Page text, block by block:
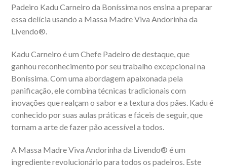
Padeiro Kadu Carneiro da Boníssima nos ensina a preparar
essa delícia usando a Massa Madre Viva Andorinha da
Livendo®.
Kadu Carneiro é um Chefe Padeiro de destaque, que
ganhou reconhecimento por seu trabalho excepcional na
Boníssima. Com uma abordagem apaixonada pela
panificação, ele combina técnicas tradicionais com
inovações que realçam o sabor e a textura dos pães. Kadu é
conhecido por suas aulas práticas e fáceis de seguir, que
tornam a arte de fazer pão acessível a todos.
A Massa Madre Viva Andorinha da Livendo® é um
ingrediente revolucionário para todos os padeiros. Este